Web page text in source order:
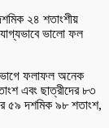
২৪ শতাংশীয়
ভালো ফল
ফলাফল অনেক
এবং ছাত্রীদের ৮৩
৫৯ দশমিক ৯৮ শতাংশ,